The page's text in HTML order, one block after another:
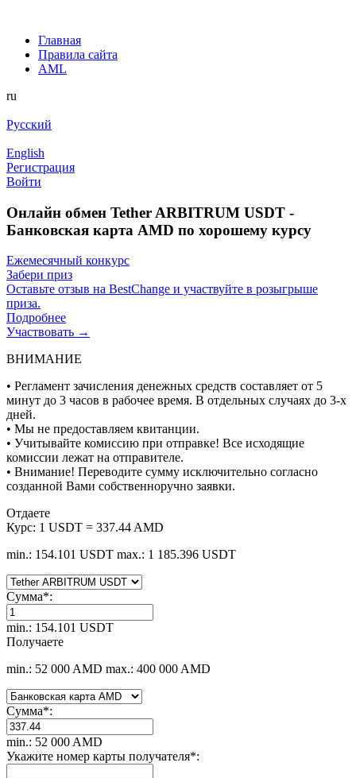
Главная
Правила сайта
AML
ru
Русский
English
Регистрация
Войти
Онлайн обмен Tether ARBITRUM USDT -
Банковская карта AMD по хорошему курсу
Ежемесячный конкурс
Забери приз
Оставьте отзыв на BestChange и участвуйте в розыгрыше
приза.
Подробнее
Участвовать →
ВНИМАНИЕ
• Регламент зачисления денежных средств составляет от 5
минут до 3 часов в рабочее время. В отдельных случаях до 3-х
дней.
• Мы не предоставляем квитанции.
• Учитывайте комиссию при отправке! Все исходящие
комиссии лежат на отправителе.
• Внимание! Переводите сумму исключительно согласно
созданной Вами собственноручно заявки.
Отдаете
Курс: 1 USDT = 337.44 AMD
min.: 154.101 USDT max.: 1 185.396 USDT
Сумма*:
min.: 154.101 USDT
Получаете
min.: 52 000 AMD max.: 400 000 AMD
Сумма*:
min.: 52 000 AMD
Укажите номер карты получателя*: